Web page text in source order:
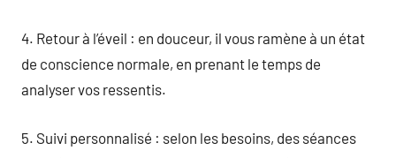
4. Retour à l’éveil : en douceur, il vous ramène à un état
de conscience normale, en prenant le temps de
analyser vos ressentis.
5. Suivi personnalisé : selon les besoins, des séances